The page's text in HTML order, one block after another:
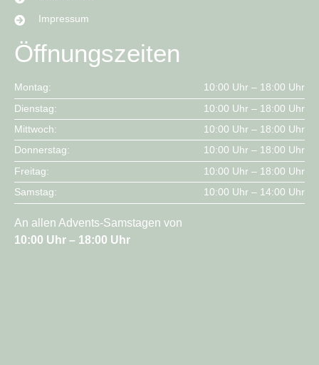
Impressum
Öffnungszeiten
Montag:
10:00 Uhr – 18:00 Uhr
Dienstag:
10:00 Uhr – 18:00 Uhr
Mittwoch:
10:00 Uhr – 18:00 Uhr
Donnerstag:
10:00 Uhr – 18:00 Uhr
Freitag:
10:00 Uhr – 18:00 Uhr
Samstag:
10:00 Uhr – 14:00 Uhr
An allen Advents-Samstagen von
10:00 Uhr – 18:00 Uhr